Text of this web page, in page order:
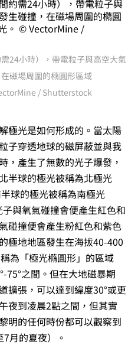
24小時），帶電粒子與高空大氣
磁場周圍的橢圓形區域
/ Shutterstock
極光是如何形成的。當太陽
子穿透地球的磁屏蔽並與我
，產生了無數的光子爆發，
半球的極光被稱為北極光
球的極光被稱為南極光
與氧氣碰撞會便產生紅色和
碰撞便會產生粉紅色和紫色
極地地區發生在海拔40-400
為「極光橢圓形」的區域
75°之間。但在大地磁暴期
擴張，可以達到緯度30°或更
夜到凌晨2點之間，但其實
明的任何時份都可以觀察到
月的夏夜）。